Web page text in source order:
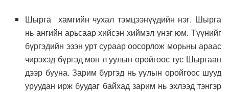
Шырга хамгийн чухал тэмцээнүүдийн нэг. Шырга
нь ангийн арьсаар хийсэн хиймэл үнэг юм. Түүнийг
бүргэдийн эзэн урт сураар оосорлож морьны араас
чирэхэд бүргэд мөн л уулын оройгоос тус Шыргаан
дээр бууна. Зарим бүргэд нь уулын оройгоос шууд
уруудан ирж буудаг байхад зарим нь эхлээд тэнгэр